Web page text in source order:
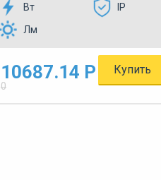
Вт
IP
Лм
10687.14 Р
0
Купить